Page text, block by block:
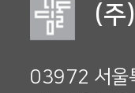
(주
03972 서울